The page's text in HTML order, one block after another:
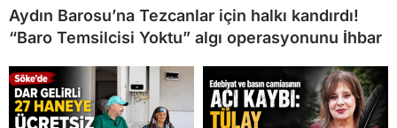
Aydın Barosu’na Tezcanlar için halkı kandırdı!
“Baro Temsilcisi Yoktu” algı operasyonunu İhbar